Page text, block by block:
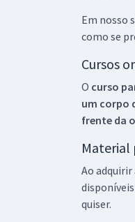
Em nosso
como se
Cursos
O curso
um corpo
frente da
Material
Ao
quiser.